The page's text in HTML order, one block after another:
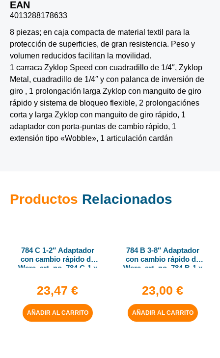
EAN
4013288178633
8 piezas; en caja compacta de material textil para la
protección de superficies, de gran resistencia. Peso y
volumen reducidos facilitan la movilidad.
1 carraca Zyklop Speed con cuadradillo de 1/4″, Zyklop
Metal, cuadradillo de 1/4″ y con palanca de inversión de
giro , 1 prolongación larga Zyklop con manguito de giro
rápido y sistema de bloqueo flexible, 2 prolongaciónes
corta y larga Zyklop con manguito de giro rápido, 1
adaptador con porta-puntas de cambio rápido, 1
extensión tipo «Wobble», 1 articulación cardán
Productos Relacionados
784 C 1-2″ Adaptador
con cambio rápido de
Wera, art. no. 784 C-1 x
23,47 €
AÑADIR AL CARRITO
784 B 3-8″ Adaptador
con cambio rápido de
Wera, art. no. 784 B-1 x
23,00 €
AÑADIR AL CARRITO